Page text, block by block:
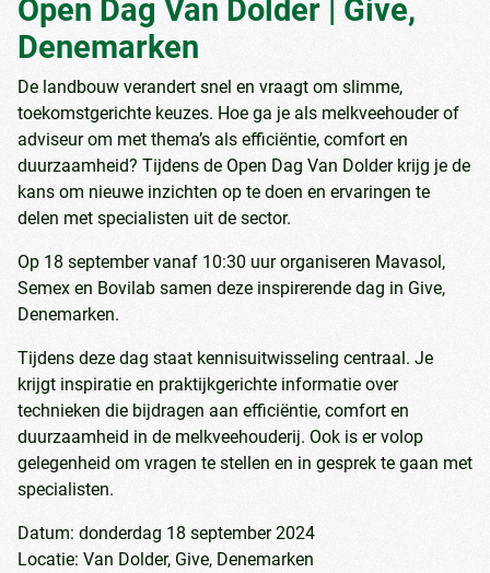
Open Dag Van Dolder | Give,
Denemarken
De landbouw verandert snel en vraagt om slimme,
toekomstgerichte keuzes. Hoe ga je als melkveehouder of
adviseur om met thema’s als efficiëntie, comfort en
duurzaamheid? Tijdens de Open Dag Van Dolder krijg je de
kans om nieuwe inzichten op te doen en ervaringen te
delen met specialisten uit de sector.
Op 18 september vanaf 10:30 uur organiseren Mavasol,
Semex en Bovilab samen deze inspirerende dag in Give,
Denemarken.
Tijdens deze dag staat kennisuitwisseling centraal. Je
krijgt inspiratie en praktijkgerichte informatie over
technieken die bijdragen aan efficiëntie, comfort en
duurzaamheid in de melkveehouderij. Ook is er volop
gelegenheid om vragen te stellen en in gesprek te gaan met
specialisten.
Datum: donderdag 18 september 2024
Locatie: Van Dolder, Give, Denemarken